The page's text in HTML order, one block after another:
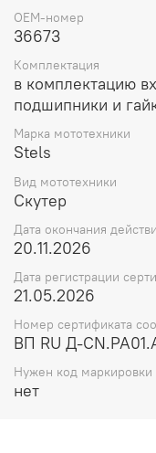
OEM-номер
36673
Комплектация
в комплектацию
подшипники и
Марка мототехники
Stels
Вид мототехники
Скутер
Дата окончания
20.11.2026
Дата регистрации
21.05.2026
Номер сертификата
ВП RU Д-
Нужен код маркировки
нет